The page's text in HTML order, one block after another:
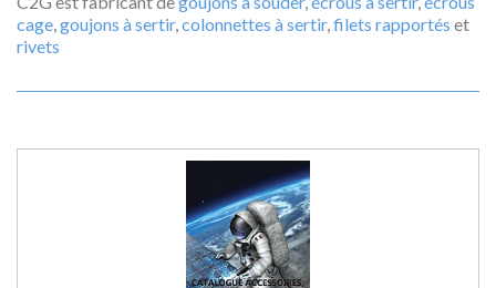
cage,goujons à sertir,colonnettes à sertir,filets rapportés et
rivets